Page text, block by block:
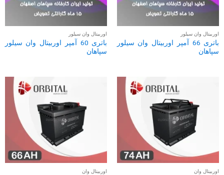
اوربیتال وان سیلور
باتری 66 آمپر اوربیتال وان سیلور
سپاهان
اوربیتال وان سیلور
باتری 60 آمپر اوربیتال وان سیلور
سپاهان
اوربیتال وان اوربیتال وان